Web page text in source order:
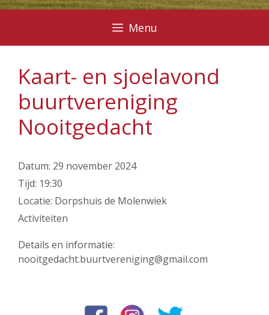
Menu
Kaart- en sjoelavond
buurtvereniging
Nooitgedacht
Datum: 29 november 2024
Tijd: 19:30
Locatie: Dorpshuis de Molenwiek
Activiteiten
Details en informatie:
nooitgedacht.buurtvereniging@gmail.com